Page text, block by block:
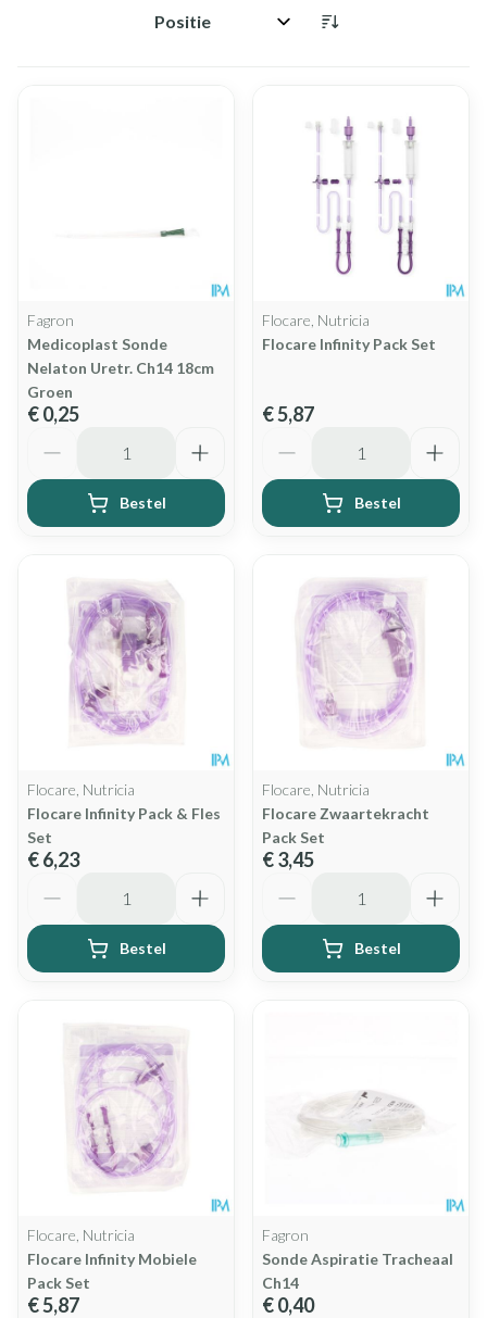
Sorteer op:
Fagron
Medicoplast Sonde
Nelaton Uretr. Ch14 18cm
Groen
€ 0,25
Bestel
Flocare, Nutricia
Flocare Infinity Pack Set
€ 5,87
Bestel
Flocare, Nutricia
Flocare Infinity Pack & Fles
Set
€ 6,23
Bestel
Flocare, Nutricia
Flocare Zwaartekracht
Pack Set
€ 3,45
Bestel
Flocare, Nutricia
Flocare Infinity Mobiele
Pack Set
€ 5,87
Fagron
Sonde Aspiratie Tracheaal
Ch14
€ 0,40